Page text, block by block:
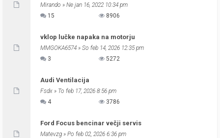
Mirando » Ne jan 16, 2022 10:34 pm
15
8906
vklop lučke napaka na motorju
MMGOKA6574 » So feb 14, 2026 12:35 pm
3
5272
Audi Ventilacija
Fsdx » To feb 17, 2026 8:56 pm
4
3786
Ford Focus bencinar večji servis
Matevzg » Po feb 02, 2026 6:36 pm